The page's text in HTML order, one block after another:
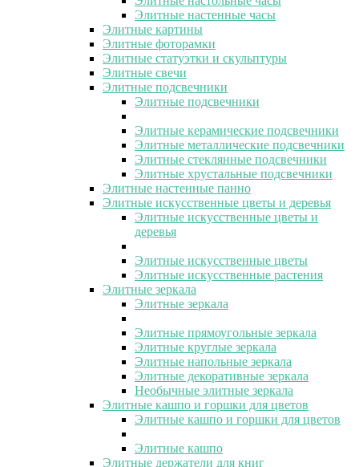
Элитные настенные часы
Элитные картины
Элитные фоторамки
Элитные статуэтки и скульптуры
Элитные свечи
Элитные подсвечники
Элитные подсвечники
Элитные керамические подсвечники
Элитные металлические подсвечники
Элитные стеклянные подсвечники
Элитные хрустальные подсвечники
Элитные настенные панно
Элитные искусственные цветы и деревья
Элитные искусственные цветы и
деревья
Элитные искусственные цветы
Элитные искусственные растения
Элитные зеркала
Элитные зеркала
Элитные прямоугольные зеркала
Элитные круглые зеркала
Элитные напольные зеркала
Элитные декоративные зеркала
Необычные элитные зеркала
Элитные кашпо и горшки для цветов
Элитные кашпо и горшки для цветов
Элитные кашпо
Элитные держатели для книг